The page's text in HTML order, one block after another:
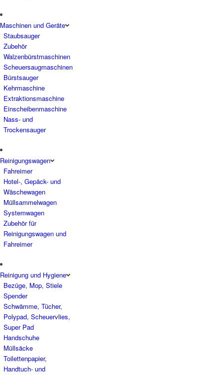
Maschinen und Geräte
Staubsauger
Zubehör
Walzenbürstmaschinen
Scheuersaugmaschinen
Bürstsauger
Kehrmaschine
Extraktionsmaschine
Einscheibenmaschine
Nass- und
Trockensauger
Reinigungswagen
Fahreimer
Hotel-, Gepäck- und
Wäschewagen
Müllsammelwagen
Systemwagen
Zubehör für
Reinigungswagen und
Fahreimer
Reinigung und Hygiene
Bezüge, Mop, Stiele
Spender
Schwämme, Tücher,
Polypad, Scheuervlies,
Super Pad
Handschuhe
Müllsäcke
Toilettenpapier,
Handtuch- und